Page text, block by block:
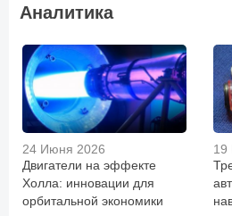
Аналитика
24 Июня 2026
Двигатели на эффекте
Холла: инновации для
орбитальной экономики
19